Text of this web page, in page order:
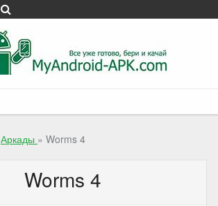
Аркады » Worms 4
Worms 4